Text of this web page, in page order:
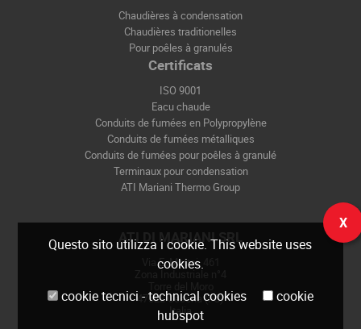
Questo sito utilizza i cookie. This website uses
cookies.
cookie tecnici - technical cookies
cookie
hubspot
X
Chaudières à condensation
Chaudières traditionelles
Pour poêles à granulés
Certificats
ISO 9001
Eacu chaude
Conduits de fumées en Polypropylène
Conduits de fumées métalliques
Conduits de fumées pour poêles à granulé
Terminaux pour condensation
ATI Mariani Thermo Group
ATI DI MARIANI SRL
Via E. Mattei, 461
47522 Cesena (FC)
Italia